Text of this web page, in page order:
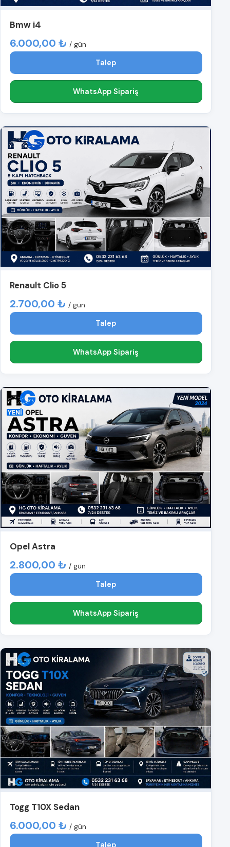
Bmw i4
6.000,00 ₺ / gün
Talep
WhatsApp Sipariş
Renault Clio 5
2.700,00 ₺ / gün
Talep
WhatsApp Sipariş
Opel Astra
2.800,00 ₺ / gün
Talep
WhatsApp Sipariş
Togg T10X Sedan
6.000,00 ₺ / gün
Talep